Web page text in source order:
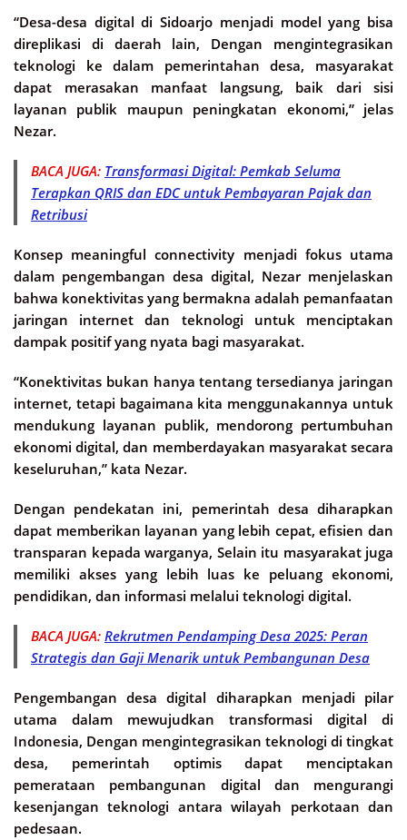
“Desa-desa digital di Sidoarjo menjadi model yang bisa
direplikasi di daerah lain, Dengan mengintegrasikan
teknologi ke dalam pemerintahan desa, masyarakat
dapat merasakan manfaat langsung, baik dari sisi
layanan publik maupun peningkatan ekonomi,” jelas
Nezar.
BACA JUGA: Transformasi Digital: Pemkab Seluma
Terapkan QRIS dan EDC untuk Pembayaran Pajak dan
Retribusi
Konsep meaningful connectivity menjadi fokus utama
dalam pengembangan desa digital, Nezar menjelaskan
bahwa konektivitas yang bermakna adalah pemanfaatan
jaringan internet dan teknologi untuk menciptakan
dampak positif yang nyata bagi masyarakat.
“Konektivitas bukan hanya tentang tersedianya jaringan
internet, tetapi bagaimana kita menggunakannya untuk
mendukung layanan publik, mendorong pertumbuhan
ekonomi digital, dan memberdayakan masyarakat secara
keseluruhan,” kata Nezar.
Dengan pendekatan ini, pemerintah desa diharapkan
dapat memberikan layanan yang lebih cepat, efisien dan
transparan kepada warganya, Selain itu masyarakat juga
memiliki akses yang lebih luas ke peluang ekonomi,
pendidikan, dan informasi melalui teknologi digital.
BACA JUGA: Rekrutmen Pendamping Desa 2025: Peran
Strategis dan Gaji Menarik untuk Pembangunan Desa
Pengembangan desa digital diharapkan menjadi pilar
utama dalam mewujudkan transformasi digital di
Indonesia, Dengan mengintegrasikan teknologi di tingkat
desa, pemerintah optimis dapat menciptakan
pemerataan pembangunan digital dan mengurangi
kesenjangan teknologi antara wilayah perkotaan dan
pedesaan.